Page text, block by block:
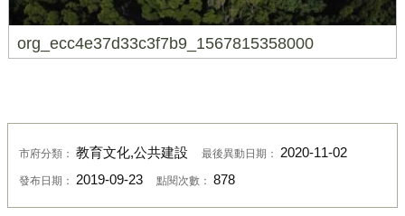
org_ecc4e37d33c3f7b9_1567815358000
市府分類： 教育文化,公共建設 最後異動日期： 2020-11-02
發布日期： 2019-09-23 點閱次數： 878